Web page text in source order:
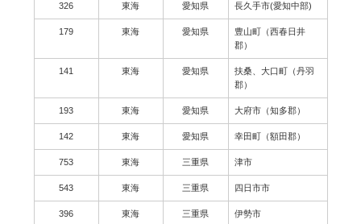
326 東海 愛知県 長久手市(愛知中部)
179 東海 愛知県
豊山町（西春日井
郡）
141 東海 愛知県
扶桑、大口町（丹羽
郡）
193 東海 愛知県 大府市（知多郡）
142 東海 愛知県 幸田町（額田郡）
753 東海 三重県 津市
543 東海 三重県 四日市市
396 東海 三重県 伊勢市